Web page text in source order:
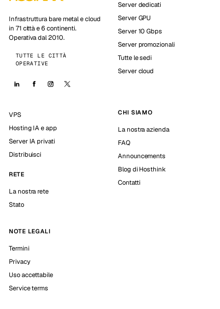
Infrastruttura bare metal e cloud
in 71 città e 6 continenti.
Operativa dal 2010.
TUTTE LE CITTÀ
OPERATIVE
Server dedicati
Server GPU
Server 10 Gbps
Server promozionali
Tutte le sedi
Server cloud
VPS
Hosting IA e app
Server IA privati
Distribuisci
RETE
La nostra rete
Stato
CHI SIAMO
La nostra azienda
FAQ
Announcements
Blog di Hosthink
Contatti
NOTE LEGALI
Termini
Privacy
Uso accettabile
Service terms